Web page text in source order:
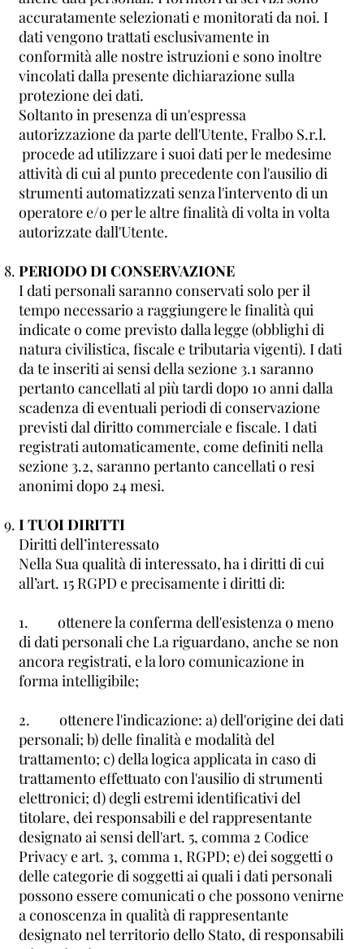
accuratamente selezionati e monitorati da noi. I
dati vengono trattati esclusivamente in
conformità alle nostre istruzioni e sono inoltre
vincolati dalla presente dichiarazione sulla
protezione dei dati.
Soltanto in presenza di un'espressa
autorizzazione da parte dell'Utente, Fralbo S.r.l.
procede ad utilizzare i suoi dati per le medesime
attività di cui al punto precedente con l'ausilio di
strumenti automatizzati senza l'intervento di un
operatore e/o per le altre finalità di volta in volta
autorizzate dall'Utente.
PERIODO DI CONSERVAZIONE
I dati personali saranno conservati solo per il
tempo necessario a raggiungere le finalità qui
indicate o come previsto dalla legge (obblighi di
natura civilistica, fiscale e tributaria vigenti). I dati
da te inseriti ai sensi della sezione 3.1 saranno
pertanto cancellati al più tardi dopo 10 anni dalla
scadenza di eventuali periodi di conservazione
previsti dal diritto commerciale e fiscale. I dati
registrati automaticamente, come definiti nella
sezione 3.2, saranno pertanto cancellati o resi
anonimi dopo 24 mesi.
I TUOI DIRITTI
Diritti dell’interessato
Nella Sua qualità di interessato, ha i diritti di cui
all’art. 15 RGPD e precisamente i diritti di:
1. ottenere la conferma dell'esistenza o meno
di dati personali che La riguardano, anche se non
ancora registrati, e la loro comunicazione in
forma intelligibile;
2. ottenere l'indicazione: a) dell'origine dei dati
personali; b) delle finalità e modalità del
trattamento; c) della logica applicata in caso di
trattamento effettuato con l'ausilio di strumenti
elettronici; d) degli estremi identificativi del
titolare, dei responsabili e del rappresentante
designato ai sensi dell'art. 5, comma 2 Codice
Privacy e art. 3, comma 1, RGPD; e) dei soggetti o
delle categorie di soggetti ai quali i dati personali
possono essere comunicati o che possono venirne
a conoscenza in qualità di rappresentante
designato nel territorio dello Stato, di responsabili